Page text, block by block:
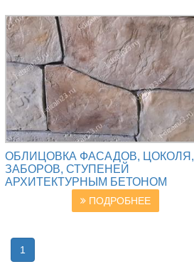
ОБЛИЦОВКА ФАСАДОВ, ЦОКОЛЯ,
ЗАБОРОВ, СТУПЕНЕЙ
АРХИТЕКТУРНЫМ БЕТОНОМ
ПОДРОБНЕЕ
1